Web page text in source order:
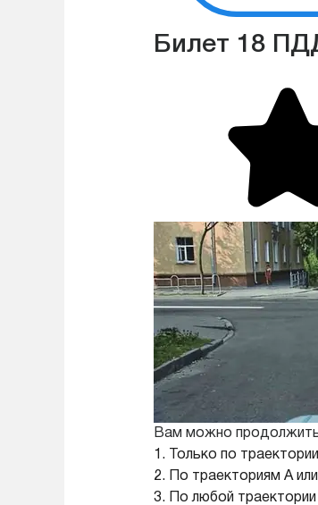
Билет 18
Вам можно
1. Только по
2. По траекториям А
3. По любой траектории